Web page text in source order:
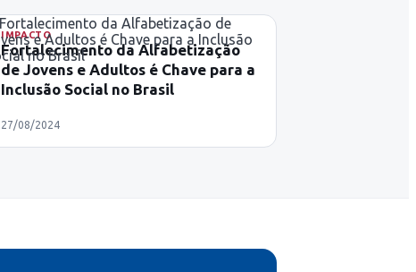
IMPACTO
Fortalecimento da Alfabetização
de Jovens e Adultos é Chave para a
Inclusão Social no Brasil
27/08/2024